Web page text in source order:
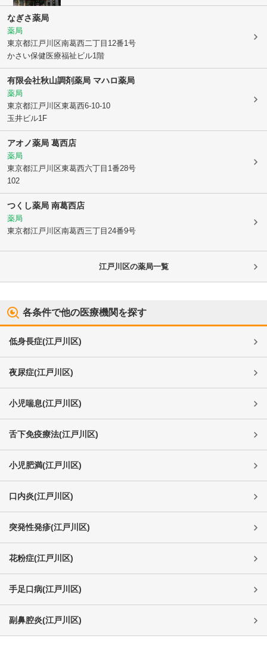
なぎさ薬局
薬局
東京都江戸川区南葛西二丁目12番1号
かさい保健医療福祉ビル1階
有限会社秋山調剤薬局 マハロ薬局
薬局
東京都江戸川区東葛西6-10-10
玉井ビル1F
アオノ薬局 葛西店
薬局
東京都江戸川区東葛西六丁目1番28号
102
つくし薬局 南葛西店
薬局
東京都江戸川区南葛西三丁目24番9号
江戸川区の薬局一覧
各条件で他の医療機関を探す
低身長症(江戸川区)
夜尿症(江戸川区)
小児喘息(江戸川区)
舌下免疫療法(江戸川区)
小児肥満(江戸川区)
口内炎(江戸川区)
突発性発疹(江戸川区)
花粉症(江戸川区)
手足口病(江戸川区)
副鼻腔炎(江戸川区)